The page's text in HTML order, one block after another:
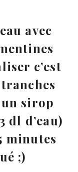
avec
c’est
sirop
dl d’eau)
minutes
;)